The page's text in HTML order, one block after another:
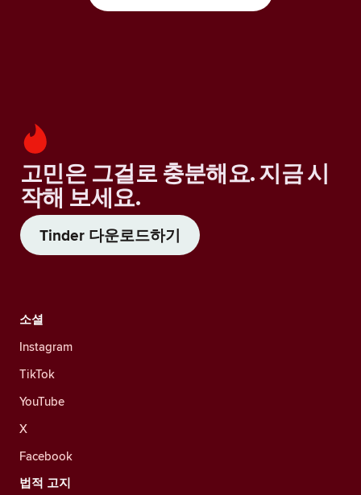
고민은 그걸로 충분해요. 지금 시
작해 보세요.
Tinder 다운로드하기
소셜
Instagram
TikTok
YouTube
X
Facebook
법적 고지